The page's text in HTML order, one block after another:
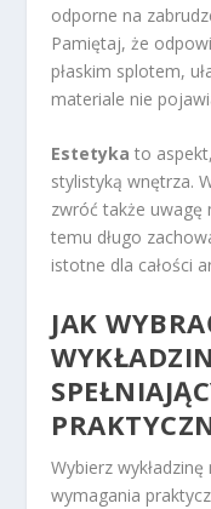
odporne na
Pamiętaj, że
płaskim splotem,
materiale nie
Estetyka to
stylistyką wnętrza.
zwróć także uwagę
temu długo
istotne dla całości
JAK
Wybierz
wymagania